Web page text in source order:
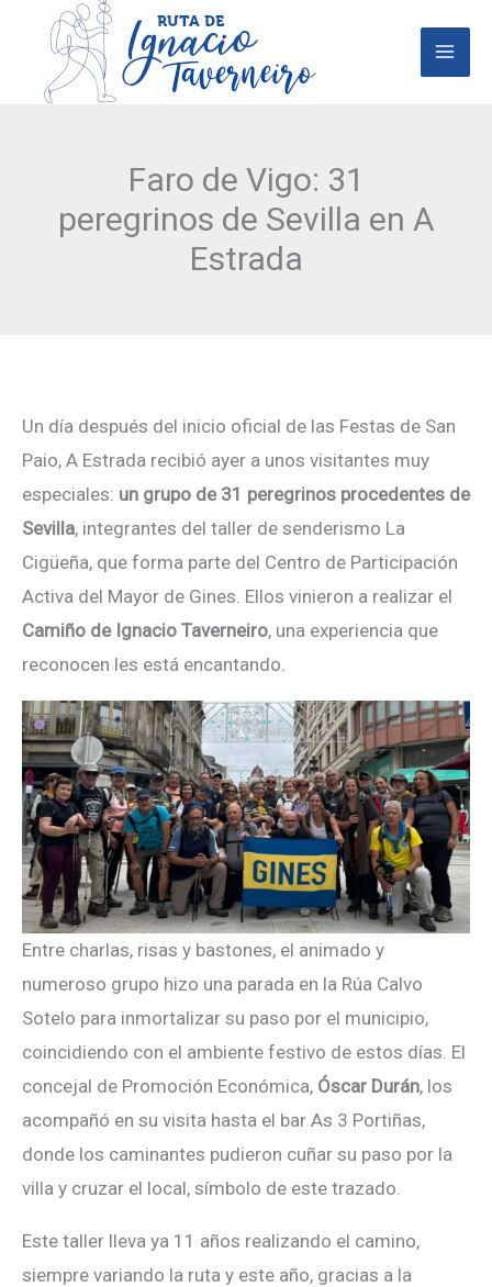
contenido
Faro de Vigo: 31
peregrinos de Sevilla en A
Estrada
Un día después del inicio oficial de las Festas de San
Paio, A Estrada recibió ayer a unos visitantes muy
especiales: un grupo de 31 peregrinos procedentes de
Sevilla, integrantes del taller de senderismo La
Cigüeña, que forma parte del Centro de Participación
Activa del Mayor de Gines. Ellos vinieron a realizar el
Camiño de Ignacio Taverneiro, una experiencia que
reconocen les está encantando.
Entre charlas, risas y bastones, el animado y
numeroso grupo hizo una parada en la Rúa Calvo
Sotelo para inmortalizar su paso por el municipio,
coincidiendo con el ambiente festivo de estos días. El
concejal de Promoción Económica, Óscar Durán, los
acompañó en su visita hasta el bar As 3 Portiñas,
donde los caminantes pudieron cuñar su paso por la
villa y cruzar el local, símbolo de este trazado.
Este taller lleva ya 11 años realizando el camino,
siempre variando la ruta y este año, gracias a la